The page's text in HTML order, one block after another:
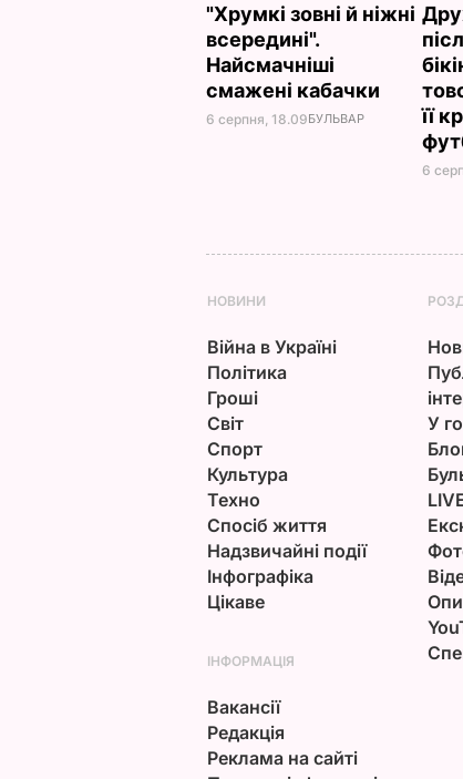
"Хрумкі зовні й ніжні
всередині".
Найсмачніші
смажені кабачки
6 серпня, 18.09БУЛЬВАР
її
6
НОВИНИ
Війна в Україні
Політика
Гроші
Світ
Спорт
Культура
Техно
Спосіб життя
Надзвичайні події
Інфографіка
Цікаве
У
ІНФОРМАЦІЯ
Вакансії
Редакція
Реклама на сайті